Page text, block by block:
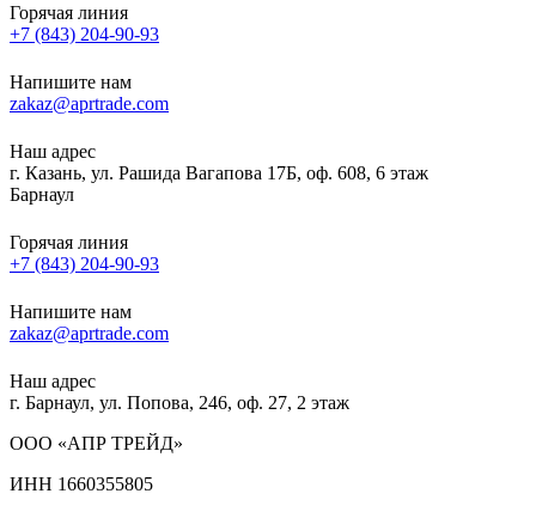
Горячая линия
+7 (843) 204-90-93
Напишите нам
zakaz@aprtrade.com
Наш адрес
г. Казань, ул. Рашида Вагапова 17Б, оф. 608, 6 этаж
Барнаул
Горячая линия
+7 (843) 204-90-93
Напишите нам
zakaz@aprtrade.com
Наш адрес
г. Барнаул, ул. Попова, 246, оф. 27, 2 этаж
ООО «АПР ТРЕЙД»
ИНН 1660355805